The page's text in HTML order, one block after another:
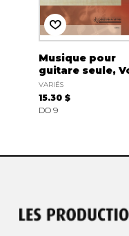
Musique pour
guitare seule,
VARIÉS
15.30 $
DO 9